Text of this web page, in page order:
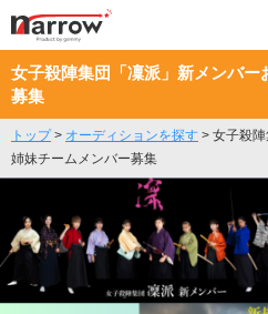
女子殺陣集団「凜派」新メンバ
募集
トップ> オーディションを探す > 女子殺
姉妹チームメンバー募集